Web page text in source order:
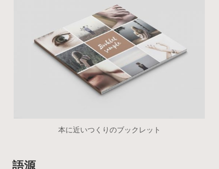
本に近いつくりのブックレット
語源